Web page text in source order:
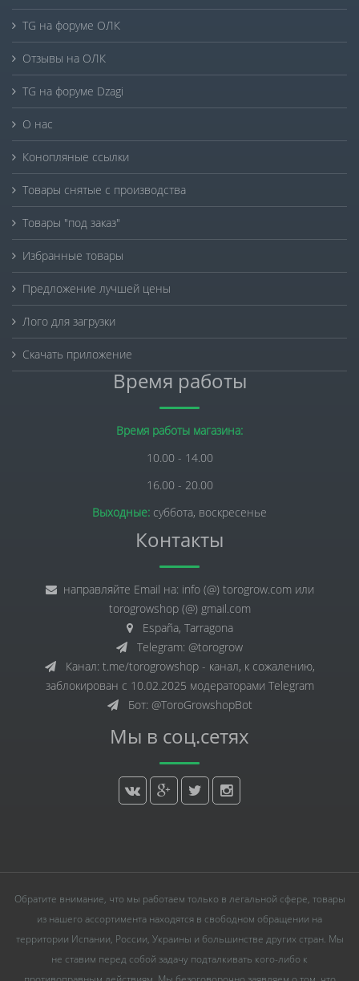
TG на форуме ОЛК
Отзывы на ОЛК
TG на форуме Dzagi
О нас
Конопляные ссылки
Товары снятые с производства
Товары "под заказ"
Избранные товары
Предложение лучшей цены
Лого для загрузки
Скачать приложение
Время работы
Время работы магазина:
10.00 - 14.00
16.00 - 20.00
Выходные: суббота, воскресенье
Контакты
направляйте Email на: info (@) torogrow.com или
torogrowshop (@) gmail.com
España, Tarragona
Telegram: @torogrow
Канал: t.me/torogrowshop - канал, к сожалению,
заблокирован с 10.02.2025 модераторами Telegram
Бот: @ToroGrowshopBot
Мы в соц.сетях
Обратите внимание, что мы работаем только в легальной сфере, товары
из нашего ассортимента находятся в свободном обращении на
территории Испании, России, Украины и большинстве других стран. Мы
не ставим перед собой задачу подталкивать кого-либо к